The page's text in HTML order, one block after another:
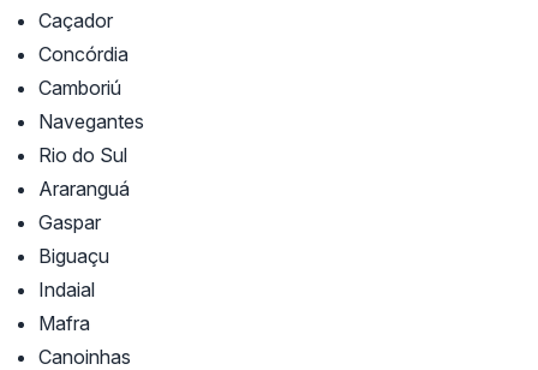
Caçador
Concórdia
Camboriú
Navegantes
Rio do Sul
Araranguá
Gaspar
Biguaçu
Indaial
Mafra
Canoinhas